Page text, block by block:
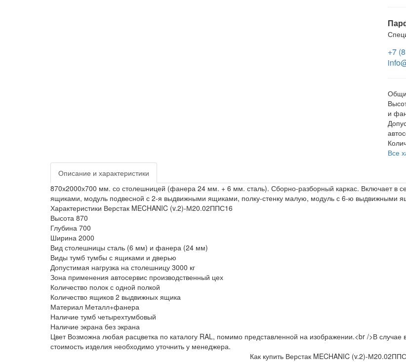
+7
и
Все
Описание и характеристики
870х2000х700 мм. со столешницей (фанера 24 мм. + 6 мм. сталь). Сборно-разборный каркас. Включает в
ящиками, модуль подвесной с 2-я выдвижными ящиками, полку-стенку малую, модуль с 6-ю выдвижными
Характеристики Верстак MECHANIC (v.2)-М20.02ППС16
Высота 870
Глубина 700
Ширина 2000
Вид столешницы сталь (6 мм) и фанера (24 мм)
Виды тумб тумбы с ящиками и дверью
Допустимая нагрузка на столешницу 3000 кг
Зона применения автосервис производственный цех
Количество полок с одной полкой
Количество ящиков 2 выдвижных ящика
Материал Металл+фанера
Наличие тумб четырехтумбовый
Наличие экрана без экрана
Цвет Возможна любая расцветка по каталогу RAL, помимо представленной на изображении.<br />В случае
стоимость изделия необходимо уточнить у менеджера.
Как купить Верстак MECHANIC (v.2)-